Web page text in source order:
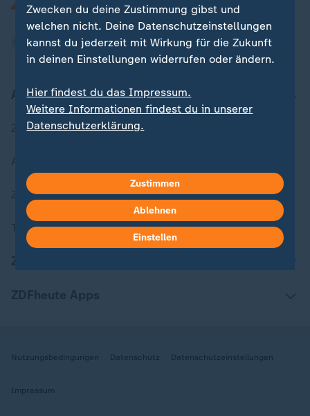
Aktuell bei ZDFheute
Zuletzt veröffentlicht
ZDFheute Stories
Themen im Überblick
Nutzungsbedingungen Datenschutz Datenschutzeinstellungen
Impressum
Zwecken du deine Zustimmung gibst und
welchen nicht. Deine Datenschutzeinstellungen
kannst du jederzeit mit Wirkung für die Zukunft
in deinen Einstellungen widerrufen oder ändern.
Hier findest du das Impressum.
Weitere Informationen findest du in unserer
Datenschutzerklärung.
Zustimmen
Ablehnen
Einstellen